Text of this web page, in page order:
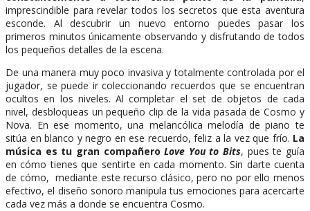
imprescindible para revelar todos los secretos que esta aventura
esconde. Al descubrir un nuevo entorno puedes pasar los
primeros minutos únicamente observando y disfrutando de todos
los pequeños detalles de la escena.
De una manera muy poco invasiva y totalmente controlada por el
jugador, se puede ir coleccionando recuerdos que se encuentran
ocultos en los niveles. Al completar el set de objetos de cada
nivel, desbloqueas un pequeño clip de la vida pasada de Cosmo y
Nova. En ese momento, una melancólica melodía de piano te
sitúa en blanco y negro en ese recuerdo, feliz a la vez que frío. La
música es tu gran compañeroLove You to Bits, pues te guía
en cómo tienes que sentirte en cada momento. Sin darte cuenta
de cómo, mediante este recurso clásico, pero no por ello menos
efectivo, el diseño sonoro manipula tus emociones para acercarte
cada vez más a donde se encuentra Cosmo.